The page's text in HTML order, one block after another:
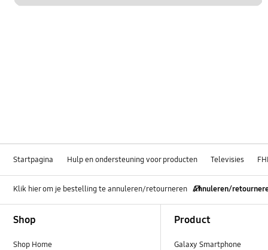
Startpagina Hulp en ondersteuning voor producten Televisies
Klik hier om je bestelling te annuleren/retourneren Annuleren/
Shop
Shop Home
Product
Galaxy Smartphone